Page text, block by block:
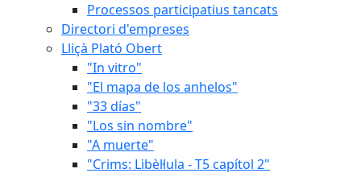
Processos participatius tancats
Directori d'empreses
Lliçà Plató Obert
"In vitro"
"El mapa de los anhelos"
"33 días"
"Los sin nombre"
"A muerte"
"Crims: Libèl·lula - T5 capítol 2"